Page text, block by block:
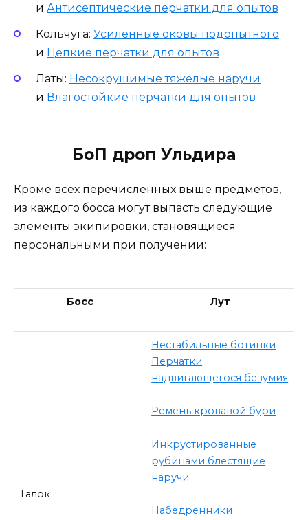
и Антисептические перчатки для опытов
Кольчуга: Усиленные оковы подопытного
и Цепкие перчатки для опытов
Латы: Несокрушимые тяжелые наручи
и Влагостойкие перчатки для опытов
БоП дроп Ульдира
Кроме всех перечисленных выше предметов,
из каждого босса могут выпасть следующие
элементы экипировки, становящиеся
персональными при получении:
Босс Лут
Талок
Нестабильные ботинки
Перчатки
надвигающегося безумия
Ремень кровавой бури
Инкрустированные
рубинами блестящие
наручи
Набедренники